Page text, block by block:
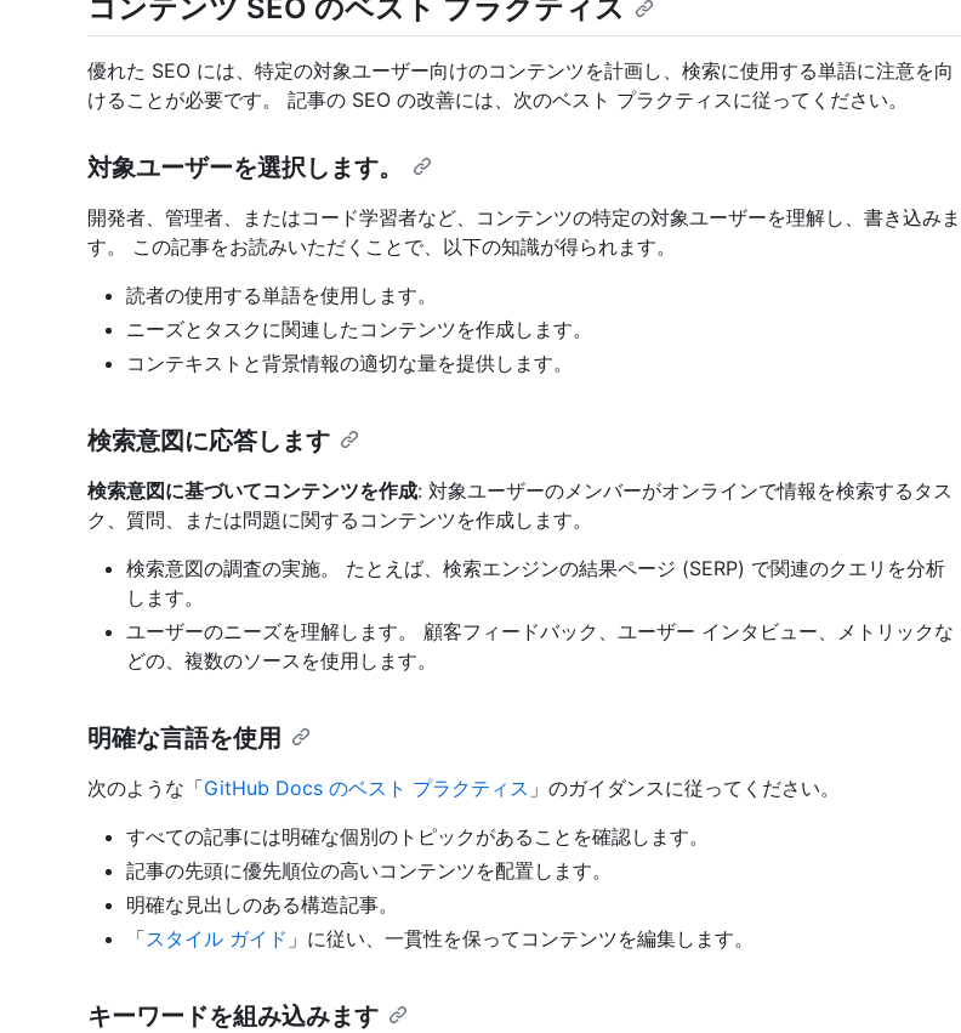
コンテンツ SEO のベスト プラクティス
優れた SEO には、特定の対象ユーザー向けのコンテンツを計画し、検索に使用する単語に注意を向
けることが必要です。 記事の SEO の改善には、次のベスト プラクティスに従ってください。
対象ユーザーを選択します。
開発者、管理者、またはコード学習者など、コンテンツの特定の対象ユーザーを理解し、書き込みま
す。 この記事をお読みいただくことで、以下の知識が得られます。
読者の使用する単語を使用します。
ニーズとタスクに関連したコンテンツを作成します。
コンテキストと背景情報の適切な量を提供します。
検索意図に応答します
検索意図に基づいてコンテンツを作成: 対象ユーザーのメンバーがオンラインで情報を検索するタス
ク、質問、または問題に関するコンテンツを作成します。
検索意図の調査の実施。 たとえば、検索エンジンの結果ページ (SERP) で関連のクエリを分析
します。
ユーザーのニーズを理解します。 顧客フィードバック、ユーザー インタビュー、メトリックな
どの、複数のソースを使用します。
明確な言語を使用
次のような「GitHub Docs のベスト プラクティス 」のガイダンスに従ってください。
すべての記事には明確な個別のトピックがあることを確認します。
記事の先頭に優先順位の高いコンテンツを配置します。
明確な見出しのある構造記事。
「スタイル ガイド 」に従い、一貫性を保ってコンテンツを編集します。
キーワードを組み込みます